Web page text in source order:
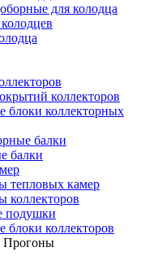
для колодца
коллекторов
блоки коллекторных
балки
балки
тепловых камер
коллекторов
подушки
блоки коллекторов
Прогоны